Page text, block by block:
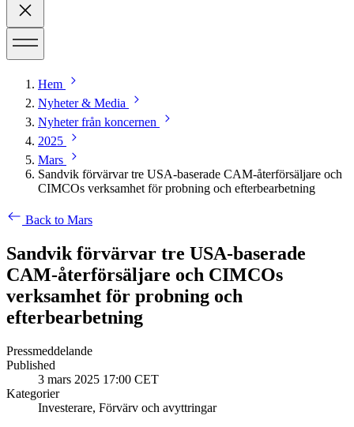
Hem
Nyheter & Media
Nyheter från koncernen
2025
Mars
Sandvik förvärvar tre USA-baserade CAM-återförsäljare och
CIMCOs verksamhet för probning och efterbearbetning
Back to Mars
Sandvik förvärvar tre USA-baserade
CAM-återförsäljare och CIMCOs
verksamhet för probning och
efterbearbetning
Pressmeddelande
Published
3 mars 2025 17:00 CET
Kategorier
Investerare, Förvärv och avyttringar